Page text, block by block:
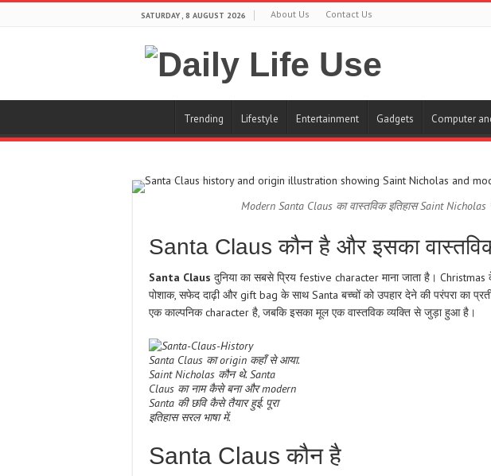
SATURDAY , 8 AUGUST 2026 About Us Contact Us
Trending Lifestyle Entertainment Gadgets Computer
Modern Santa Claus का वास्तविक इतिहास Saint
Santa Claus कौन है और इसका
Santa Claus दुनिया का सबसे प्रिय festive character माना जाता है।
पोशाक, सफेद दाढ़ी और gift bag के साथ Santa बच्चों को उपहार देने की परंपरा का
एक काल्पनिक character है, जबकि इसका मूल एक वास्तविक व्यक्ति से जुड़ा हुआ है।
Santa Claus का origin कहाँ से आया.
Saint Nicholas कौन थे. Santa
Claus का नाम कैसे बना और modern
Santa की छवि कैसे तैयार हुई. पूरा
इतिहास सरल भाषा में.
Santa Claus कौन है